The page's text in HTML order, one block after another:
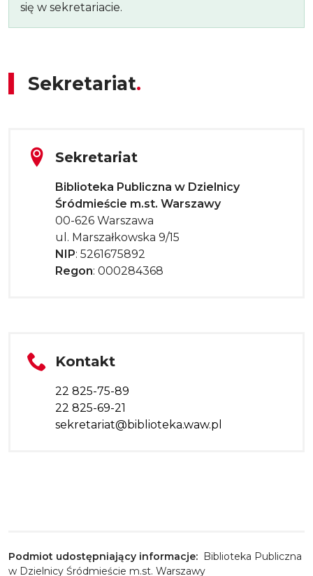
się w sekretariacie.
Sekretariat
Tytuł sekcji
Sekretariat
Dane adresowe
Biblioteka Publiczna w Dzielnicy
Śródmieście m.st. Warszawy
00-626 Warszawa
ul. Marszałkowska 9/15
NIP: 5261675892
Regon: 000284368
Tytuł sekcji
Kontakt
Telefon
22 825-75-89
22 825-69-21
Email
sekretariat@biblioteka.waw.pl
Podmiot udostępniający informacje: Biblioteka Publiczna
w Dzielnicy Śródmieście m.st. Warszawy